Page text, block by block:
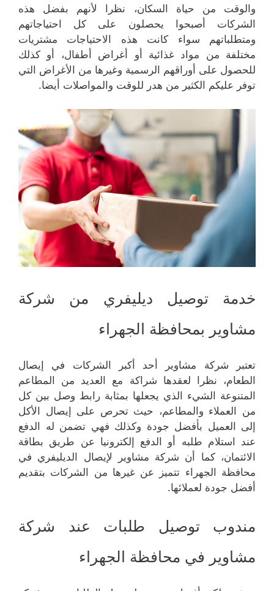
والوقت من حياة السكان، نظرا لأنهم بفضل هذه
الشركات أصبحوا يحصلون على كل احتياجاتهم
ومتطلباتهم سواء كانت هذه الاحتياجات مشتريات
مختلفة من مواد غذائية أو أغراض أطفال، أو كذلك
للحصول على أوراقهم الرسمية وغيرها من الأغراض التي
توفر عليكم الكثير من هدر للوقت والمواصلات أيضا.
خدمة توصيل ديليفري من شركة
مشاوير بمحافظة الجهراء
تعتبر شركة مشاوير أحد أكبر الشركات في إيصال
الطعام، نظرا لعقدها شراكة مع العديد من المطاعم
المتنوعة الشيء الذي يجعلها بمثابة رابط وصل بين كل
من العملاء والمطاعم، حيث تحرص على إيصال الأكل
إلى العميل بأفضل جودة وكذلك فهي تضمن له الدفع
عند استلام طلبه أو الدفع إلكترونيا عن طريق بطاقة
الائتمان، كما أن شركة مشاوير لإيصال الديليفري في
محافظة الجهراء تتميز عن غيرها من الشركات بتقديم
أفضل جودة لعملائها.
مندوب توصيل طلبات عند شركة
مشاوير في محافظة الجهراء